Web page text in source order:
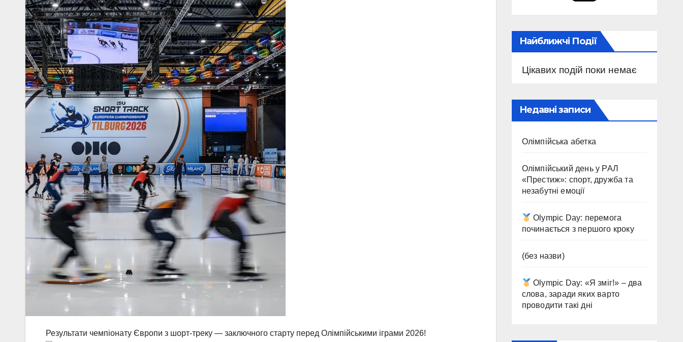
Результати чемпіонату Європи з шорт-треку — заключного старту перед Олімпійськими іграми 2026!
Найближчі Події
Цікавих подій поки немає
Недавні записи
Олімпійська абетка
Олімпійський день у РАЛ
«Престиж»: спорт, дружба та
незабутні емоції
Olympic Day: перемога
починається з першого кроку
(без назви)
Olympic Day: «Я зміг!» – два
слова, заради яких варто
проводити такі дні